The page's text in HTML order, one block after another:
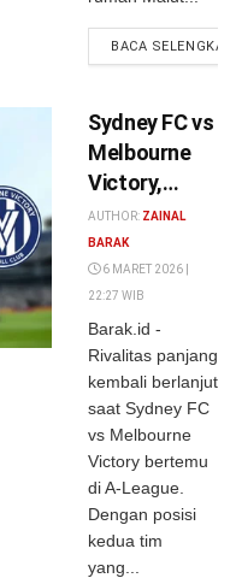
BACA
Sydney FC vs
Melbourne
Victory,
Sabtu 7
Maret 2026:
Prediksi Skor,
Susunan
Pemain,
Analisis
Taktik
AUTHOR: ZAINAL
BARAK
6 MARET 2026 |
22:27 WIB
Barak.id -
Rivalitas panjang
kembali berlanjut
saat Sydney FC
vs Melbourne
Victory bertemu
di A-League.
Dengan posisi
kedua tim
yang...